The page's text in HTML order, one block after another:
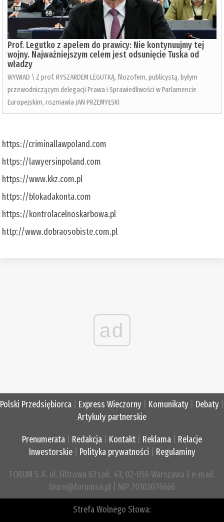
Prof. Legutko z apelem do prawicy: Nie kontynuujmy tej
wojny. Najważniejszym celem jest odsunięcie Tuska od
władzy
WYWIAD \ Z prof. RYSZARDEM LEGUTKĄ, filozofem, publicystą, byłym
przewodniczącym delegacji Prawa i Sprawiedliwości w Parlamencie
Europejskim, rozmawia JAN PRZEMYŁSKI
https://criminallawpoland.com
https://lawyersinpoland.com
https://www.kkz.com.pl
https://blokadakonta.com
https://kontrolacelnoskarbowa.pl
http://www.dobraosobiste.com.pl
ad
Polski Przedsiębiorca Express Wieczorny Komunikaty Debaty
Artykuły partnerskie
Prenumerata Redakcja Kontakt Reklama
Relacje
Inwestorskie| Polityka prywatności Regulaminy
FORUM S.A. ul. Filtrowa 63 Lok. 43, 02-056 Warszawa | e-mail:
biuro@forumsa.pl | NIP 70103076666
Strefa Wolnego Słowa: